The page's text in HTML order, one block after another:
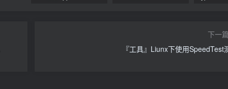
下一
『工具』Liunx下使用SpeedTest